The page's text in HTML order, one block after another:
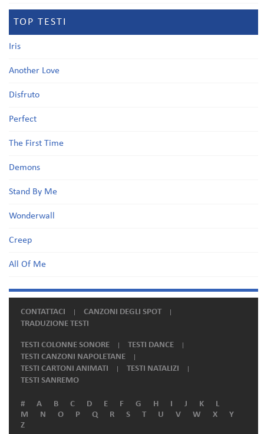
TOP TESTI
Iris
Another Love
Disfruto
Perfect
The First Time
Demons
Stand By Me
Wonderwall
Creep
All Of Me
CONTATTACI
CANZONI DEGLI SPOT
TRADUZIONE TESTI
TESTI COLONNE SONORE
TESTI DANCE
TESTI CANZONI NAPOLETANE
TESTI CARTONI ANIMATI
TESTI NATALIZI
TESTI SANREMO
# A B C D E F G H I J K
L
M
N O P Q R S T U V W X
Y
Z